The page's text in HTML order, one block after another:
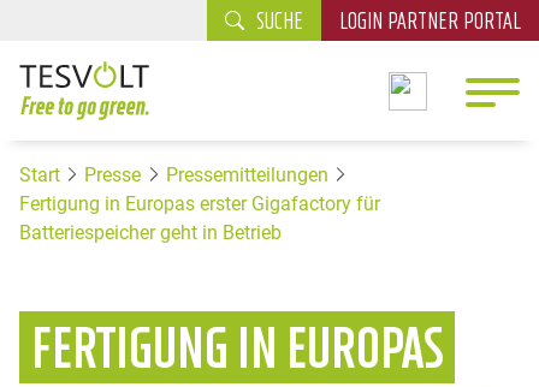
SUCHE LOGIN PARTNER PORTAL
Start Presse
Pressemitteilungen
Fertigung in Europas erster Gigafactory für
Batteriespeicher geht in Betrieb
FERTIGUNG IN EUROPAS